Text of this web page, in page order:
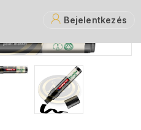
Bejelentkezés